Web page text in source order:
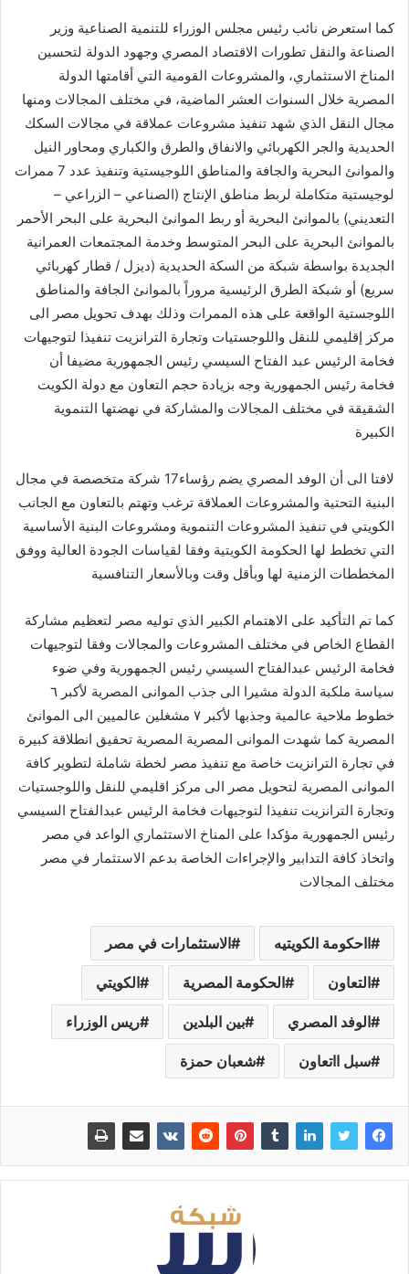
كما استعرض نائب رئيس مجلس الوزراء للتنمية الصناعية وزير
الصناعة والنقل تطورات الاقتصاد المصري وجهود الدولة لتحسين
المناخ الاستثماري، والمشروعات القومية التي أقامتها الدولة
المصرية خلال السنوات العشر الماضية، في مختلف المجالات ومنها
مجال النقل الذي شهد تنفيذ مشروعات عملاقة في مجالات السكك
الحديدية والجر الكهربائي والانفاق والطرق والكباري ومحاور النيل
والموانئ البحرية والجافة والمناطق اللوجيستية وتنفيذ عدد 7 ممرات
لوجيستية متكاملة لربط مناطق الإنتاج (الصناعي – الزراعي –
التعديني) بالموانئ البحرية أو ربط الموانئ البحرية على البحر الأحمر
بالموانئ البحرية على البحر المتوسط وخدمة المجتمعات العمرانية
الجديدة بواسطة شبكة من السكة الحديدية (ديزل / قطار كهربائي
سريع) أو شبكة الطرق الرئيسية مروراً بالموانئ الجافة والمناطق
اللوجستية الواقعة على هذه الممرات وذلك بهدف تحويل مصر الى
مركز إقليمي للنقل واللوجستيات وتجارة الترانزيت تنفيذا لتوجيهات
فخامة الرئيس عبد الفتاح السيسي رئيس الجمهورية مضيفا أن
فخامة رئيس الجمهورية وجه بزيادة حجم التعاون مع دولة الكويت
الشقيقة في مختلف المجالات والمشاركة في نهضتها التنموية
الكبيرة
لافتا الى أن الوفد المصري يضم رؤساء17 شركة متخصصة في مجال
البنية التحتية والمشروعات العملاقة ترغب وتهتم بالتعاون مع الجانب
الكويتي في تنفيذ المشروعات التنموية ومشروعات البنية الأساسية
التي تخطط لها الحكومة الكويتية وفقا لقياسات الجودة العالية ووفق
المخططات الزمنية لها وبأقل وقت وبالأسعار التنافسية
كما تم التأكيد على الاهتمام الكبير الذي توليه مصر لتعظيم مشاركة
القطاع الخاص في مختلف المشروعات والمجالات وفقا لتوجيهات
فخامة الرئيس عبدالفتاح السيسي رئيس الجمهورية وفي ضوء
سياسة ملكبة الدولة مشيرا الى جذب الموانى المصرية لأكبر ٦
خطوط ملاحية عالمية وجذبها لأكبر ٧ مشغلين عالميين الى الموانئ
المصرية كما شهدت الموانى المصرية المصرية تحقيق انطلاقة كبيرة
في تجارة الترانزيت خاصة مع تنفيذ مصر لخطة شاملة لتطوير كافة
الموانى المصرية لتحويل مصر الى مركز اقليمي للنقل واللوجستيات
وتجارة الترانزيت تنفيذا لتوجيهات فخامة الرئيس عبدالفتاح السيسي
رئيس الجمهورية مؤكدا على المناخ الاستثماري الواعد في مصر
واتخاذ كافة التدابير والإجراءات الخاصة بدعم الاستثمار في مصر
مختلف المجالات
ااحكومة الكويتيه الاستثمارات في مصر
التعاون الحكومة المصرية الكويتي
الوفد المصري بين البلدين ريس الوزراء
سبل ااتعاون شعبان حمزة